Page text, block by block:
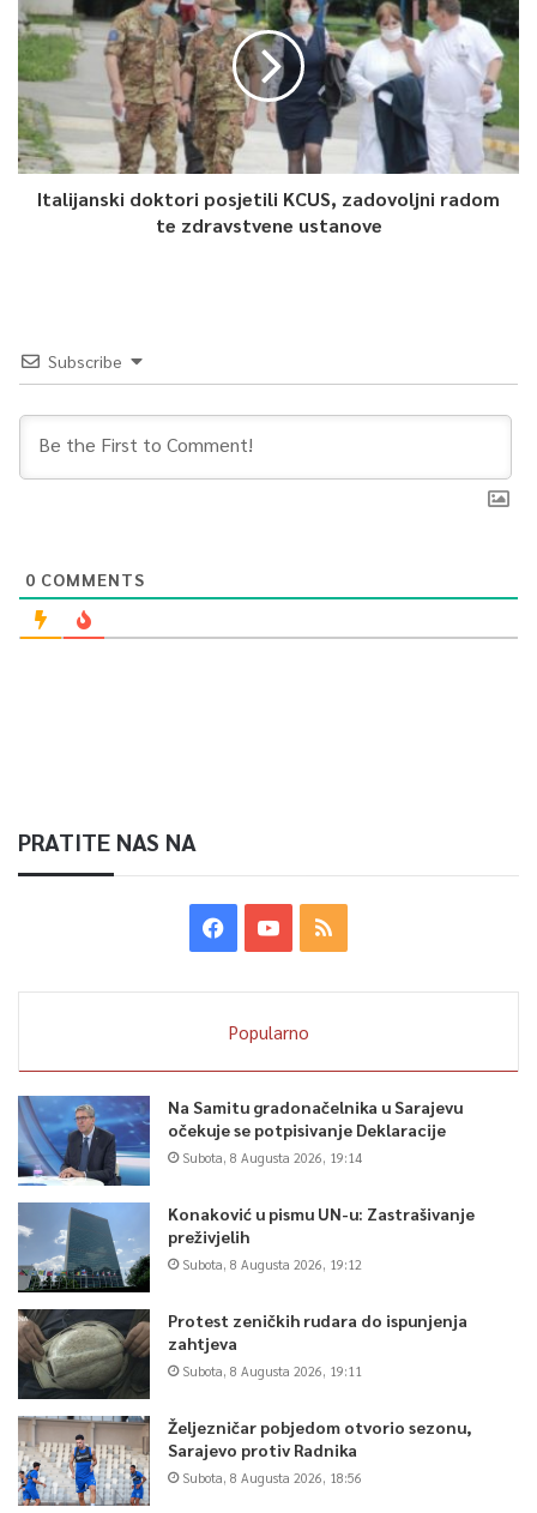
Italijanski doktori posjetili KCUS, zadovoljni radom
te zdravstvene ustanove
Subscribe
0 COMMENTS
PRATITE NAS NA
Popularno
Na Samitu gradonačelnika u Sarajevu
očekuje se potpisivanje Deklaracije
Subota, 8 Augusta 2026, 19:14
Konaković u pismu UN-u: Zastrašivanje
preživjelih
Subota, 8 Augusta 2026, 19:12
Protest zeničkih rudara do ispunjenja
zahtjeva
Subota, 8 Augusta 2026, 19:11
Željezničar pobjedom otvorio sezonu,
Sarajevo protiv Radnika
Subota, 8 Augusta 2026, 18:56